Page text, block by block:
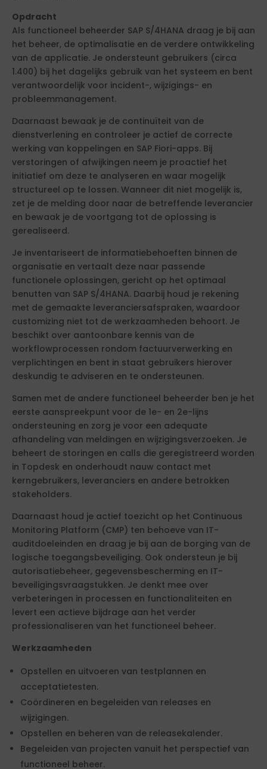
Opdracht
Als functioneel beheerder SAP S/4HANA draag je bij aan
het beheer, de optimalisatie en de verdere ontwikkeling
van de applicatie. Je ondersteunt gebruikers (circa
1.400) bij het dagelijks gebruik van het systeem en bent
verantwoordelijk voor incident-, wijzigings- en
probleemmanagement.
Daarnaast bewaak je de continuïteit van de
dienstverlening en controleer je actief de correcte
werking van koppelingen en SAP Fiori-apps. Bij
verstoringen of afwijkingen neem je proactief het
initiatief om deze te analyseren en waar mogelijk
structureel op te lossen. Wanneer dit niet mogelijk is,
zet je de melding door naar de betreffende leverancier
en bewaak je de voortgang tot de oplossing is
gerealiseerd.
Je inventariseert de informatiebehoeften binnen de
organisatie en vertaalt deze naar passende
functionele oplossingen, gericht op het optimaal
benutten van SAP S/4HANA. Daarbij houd je rekening
met de gemaakte leveranciersafspraken, waardoor
customizing niet tot de werkzaamheden behoort. Je
beschikt over aantoonbare kennis van de
workflowprocessen rondom factuurverwerking en
verplichtingen en bent in staat gebruikers hierover
deskundig te adviseren en te ondersteunen.
Samen met de andere functioneel beheerder ben je het
eerste aanspreekpunt voor de 1e- en 2e-lijns
ondersteuning en zorg je voor een adequate
afhandeling van meldingen en wijzigingsverzoeken. Je
beheert de storingen en calls die geregistreerd worden
in Topdesk en onderhoudt nauw contact met
kerngebruikers, leveranciers en andere betrokken
stakeholders.
Daarnaast houd je actief toezicht op het Continuous
Monitoring Platform (CMP) ten behoeve van IT-
auditdoeleinden en draag je bij aan de borging van de
logische toegangsbeveiliging. Ook ondersteun je bij
autorisatiebeheer, gegevensbescherming en IT-
beveiligingsvraagstukken. Je denkt mee over
verbeteringen in processen en functionaliteiten en
levert een actieve bijdrage aan het verder
professionaliseren van het functioneel beheer.
Werkzaamheden
Opstellen en uitvoeren van testplannen en
acceptatietesten.
Coördineren en begeleiden van releases en
wijzigingen.
Opstellen en beheren van de releasekalender.
Begeleiden van projecten vanuit het perspectief van
functioneel beheer.